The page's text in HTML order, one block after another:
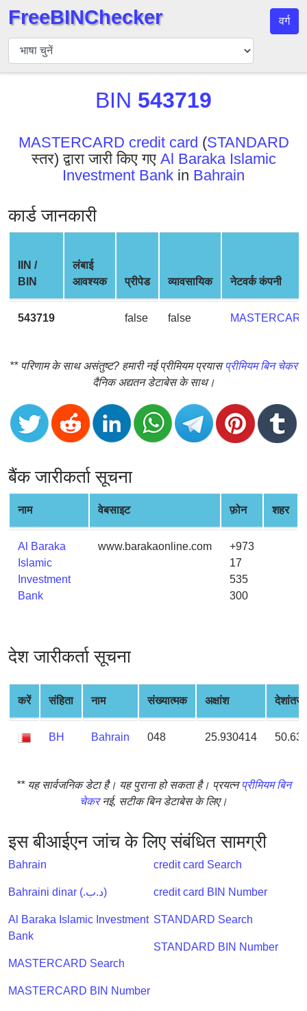
बिन
चेकर
संख्या
Generator
BIN
v2
CC
Generator
Banks
Card
Validator
Card
Generator
Random
Credit
Card
Generator
Generate
Credit
BIN
Credit
Card
Checker
Service
My
?
IP
IP
BIN
Checker
Validator
FreeBINChecker वर्ग
BIN 543719
MASTERCARD credit card (STANDARD
स्तर) द्वारा जारी किए गए Al Baraka Islamic
Investment Bank in Bahrain
कार्ड जानकारी
IIN /
BIN
लंबाई
आवश्यक
प्रीपेड व्यावसायिक नेटवर्क कंपनी
543719 false false
** परिणाम के साथ असंतुष्ट? हमारी नई प्रीमियम प्रयासप्रीमियम बिन चेकर
दैनिक अद्यतन डेटाबेस के साथ।
बैंक जारीकर्ता सूचना
नाम वेबसाइट फ़ोन शहर
Al Baraka
Islamic
Investment
Bank
www.barakaonline.com
+973
17
535
300
देश जारीकर्ता सूचना
करें संहिता नाम संख्यात्मक अक्षांश देशांतर
BH Bahrain 048 25.930414
** यह सार्वजनिक डेटा है। यह पुराना हो सकता है। प्रयत्नप्रीमियम बिन
चेकरनई, सटीक बिन डेटाबेस के लिए।
इस बीआईएन जांच के लिए संबंधित सामग्री
Bahrain
Bahraini dinar (.د.ب)
Al Baraka Islamic Investment
Bank
MASTERCARD Search
MASTERCARD BIN Number
credit card Search
credit card BIN Number
STANDARD Search
STANDARD BIN Number